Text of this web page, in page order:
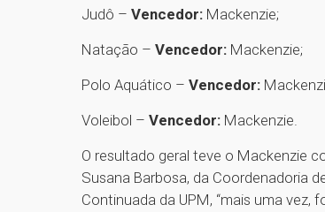
Judô – Vencedor: Mackenzie;
Natação – Vencedor: Mackenzie;
Polo Aquático – Vencedor:
Voleibol – Vencedor: Mackenzie.
O resultado geral teve o Mackenzie
Susana Barbosa, da Coordenadoria
Continuada da UPM, “mais uma